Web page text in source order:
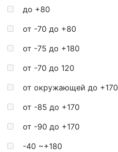
до +80
от -70 до +80
от -75 до +180
от -70 до 120
от окружающей до +170
от -85 до +170
от -90 до +170
-40 ~+180